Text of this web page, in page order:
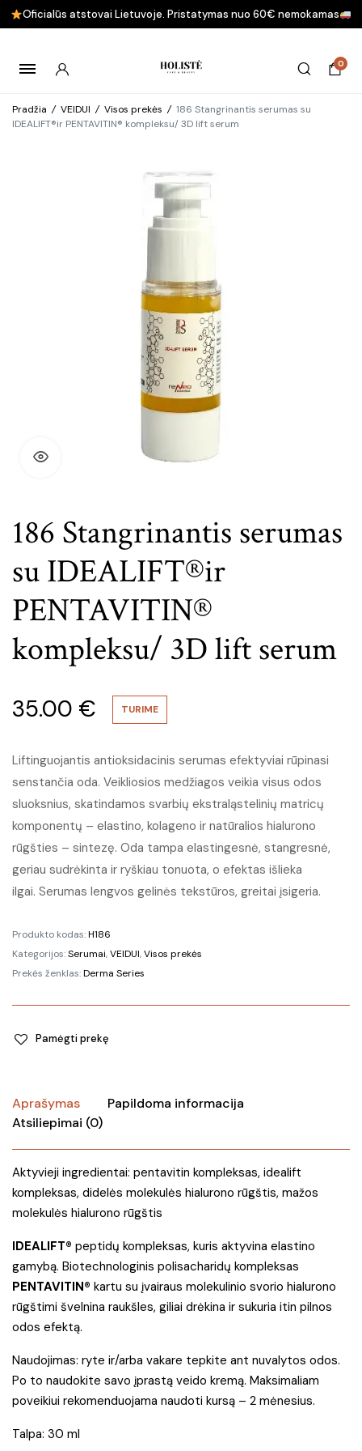
Oficialūs atstovai Lietuvoje. Pristatymas nuo 60€ nemokamas
0
Pradžia / VEIDUI / Visos prekės / 186 Stangrinantis serumas su
IDEALIFT®ir PENTAVITIN® kompleksu/ 3D lift serum
186 Stangrinantis serumas
su IDEALIFT®ir
PENTAVITIN®
kompleksu/ 3D lift serum
35.00 € TURIME
Liftinguojantis antioksidacinis serumas efektyviai rūpinasi
senstančia oda. Veikliosios medžiagos veikia visus odos
sluoksnius, skatindamos svarbių ekstraląstelinių matricų
komponentų – elastino, kolageno ir natūralios hialurono
rūgšties – sintezę. Oda tampa elastingesnė, stangresnė,
geriau sudrėkinta ir ryškiau tonuota, o efektas išlieka
ilgai. Serumas lengvos gelinės tekstūros, greitai įsigeria.
Produkto kodas:H186
Kategorijos:Serumai,VEIDUI,Visos prekės
Prekės ženklas:Derma Series
Pamėgti prekę
Aprašymas
Papildoma informacija
Atsiliepimai (0)
Aktyvieji ingredientai: pentavitin kompleksas, idealift
kompleksas, didelės molekulės hialurono rūgštis, mažos
molekulės hialurono rūgštis
IDEALIFT® peptidų kompleksas, kuris aktyvina elastino
gamybą. Biotechnologinis polisacharidų kompleksas
PENTAVITIN® kartu su įvairaus molekulinio svorio hialurono
rūgštimi švelnina raukšles, giliai drėkina ir sukuria itin pilnos
odos efektą.
Naudojimas: ryte ir/arba vakare tepkite ant nuvalytos odos.
Po to naudokite savo įprastą veido kremą. Maksimaliam
poveikiui rekomenduojama naudoti kursą – 2 mėnesius.
Talpa: 30 ml